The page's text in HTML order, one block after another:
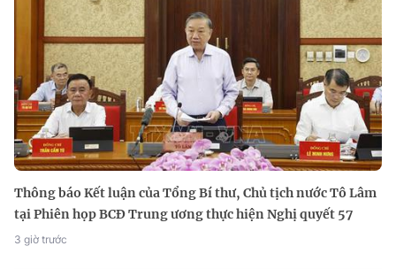
Thông báo Kết luận của Tổng Bí thư, Chủ tịch nước Tô Lâm
tại Phiên họp BCĐ Trung ương thực hiện Nghị quyết 57
3 giờ trước